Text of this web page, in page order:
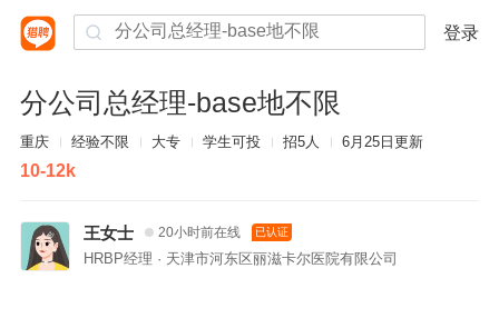
登录
分公司总经理-base地不限
重庆 经验不限 大专 学生可投 招5人 6月25日更新
10-12k
王女士 20小时前在线 已认证
HRBP经理 · 天津市河东区丽滋卡尔医院有限公司